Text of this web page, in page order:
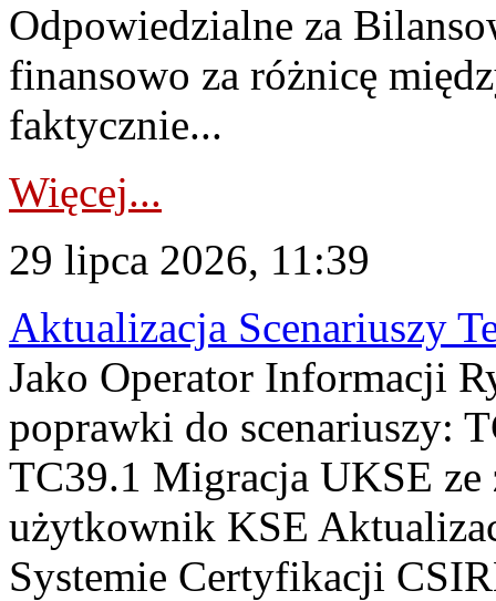
Odpowiedzialne za
finansowo za różnicę
faktycznie...
Więcej...
29 lipca 2026, 11:39
Aktualizacja Scenariuszy
Jako Operator Informacji
poprawki do scenariuszy:
TC39.1 Migracja UKSE
użytkownik KSE
Systemie Certyfikacji